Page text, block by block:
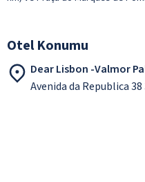
Otel Konumu
Dear Lisbon -Valmor
Avenida da Republica